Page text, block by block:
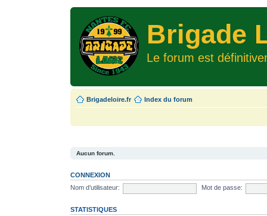
Brigade
Le forum est
Brigadeloire.fr Index du forum
Aucun forum.
CONNEXION
Nom d’utilisateur:
Mot de passe:
STATISTIQUES